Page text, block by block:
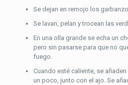
Se dejan en remojo los
Se lavan, pelan y trocean las
En una olla grande se echa un
pero sin pasarse para que no
fuego.
Cuando esté caliente, se
un poco, junto con el ajo. Se